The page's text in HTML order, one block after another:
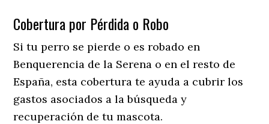
Cobertura por Pérdida o Robo
Si tu perro se pierde o es robado en
Benquerencia de la Serena o en el resto de
España, esta cobertura te ayuda a cubrir los
gastos asociados a la búsqueda y
recuperación de tu mascota.